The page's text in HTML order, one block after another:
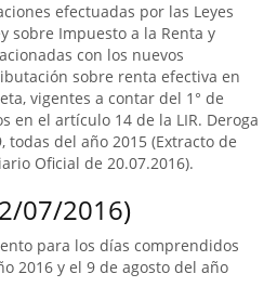
efectuadas por las Leyes
sobre Impuesto a la Renta y
con los nuevos
sobre renta efectiva en
vigentes a contar del 1° de
en el artículo 14 de la LIR. Deroga
todas del año 2015 (Extracto de
Oficial de 20.07.2016).
07/2016)
para los días comprendidos
2016 y el 9 de agosto del año